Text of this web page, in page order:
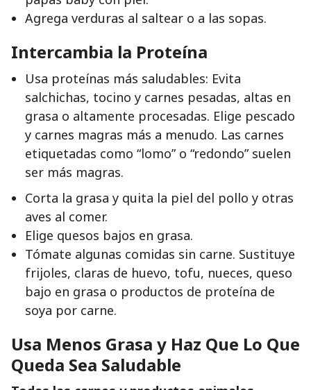
Agrega verduras al saltear o a las sopas.
Intercambia la Proteína
Usa proteínas más saludables: Evita
salchichas, tocino y carnes pesadas, altas en
grasa o altamente procesadas. Elige pescado
y carnes magras más a menudo. Las carnes
etiquetadas como “lomo” o “redondo” suelen
ser más magras.
Corta la grasa y quita la piel del pollo y otras
aves al comer.
Elige quesos bajos en grasa.
Tómate algunas comidas sin carne. Sustituye
frijoles, claras de huevo, tofu, nueces, queso
bajo en grasa o productos de proteína de
soya por carne.
Usa Menos Grasa y Haz Que Lo Que
Queda Sea Saludable